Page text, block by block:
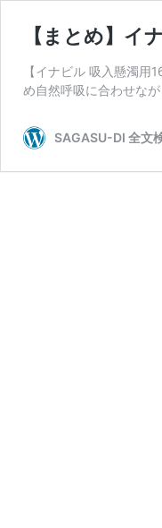
【まとめ】イ
【イナビル 吸入懸濁
め自然呼吸に合わせな
SAGASU-DI 全文